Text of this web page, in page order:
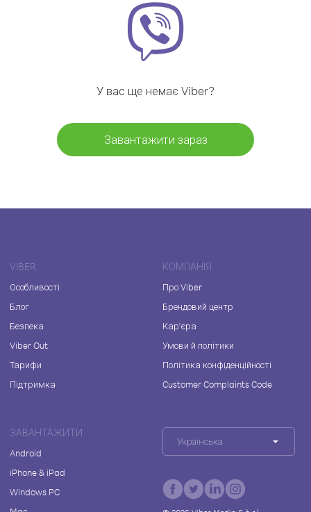
У вас ще немає Viber?
Завантажити зараз
VIBER
Особливості
Блог
Безпека
Viber Out
Тарифи
Підтримка
КОМПАНІЯ
Про Viber
Брендовий центр
Кар'єра
Умови й політики
Політика конфіденційності
Customer Complaints Code
ЗАВАНТАЖИТИ
Android
iPhone & iPad
Windows PC
Українська